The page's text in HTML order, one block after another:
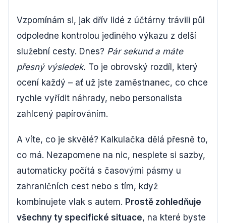
Vzpomínám si, jak dřív lidé z účtárny trávili půl
odpoledne kontrolou jediného výkazu z delší
služební cesty. Dnes? Pár sekund a máte
přesný výsledek. To je obrovský rozdíl, který
ocení každý – ať už jste zaměstnanec, co chce
rychle vyřídit náhrady, nebo personalista
zahlcený papírováním.
A víte, co je skvělé? Kalkulačka dělá přesně to,
co má. Nezapomene na nic, nesplete si sazby,
automaticky počítá s časovými pásmy u
zahraničních cest nebo s tím, když
kombinujete vlak s autem. Prostě zohledňuje
všechny ty specifické situace, na které byste